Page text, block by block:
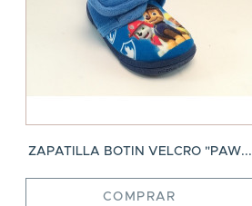
ZAPATILLA BOTIN VELCRO "PAW...
COMPRAR